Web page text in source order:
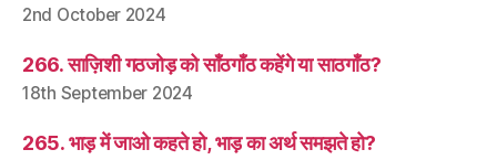
2nd October 2024
266. साज़िशी गठजोड़ को साँठगाँठ कहेंगे या साठगाँठ?
18th September 2024
265. भाड़ में जाओ कहते हो, भाड़ का अर्थ समझते हो?